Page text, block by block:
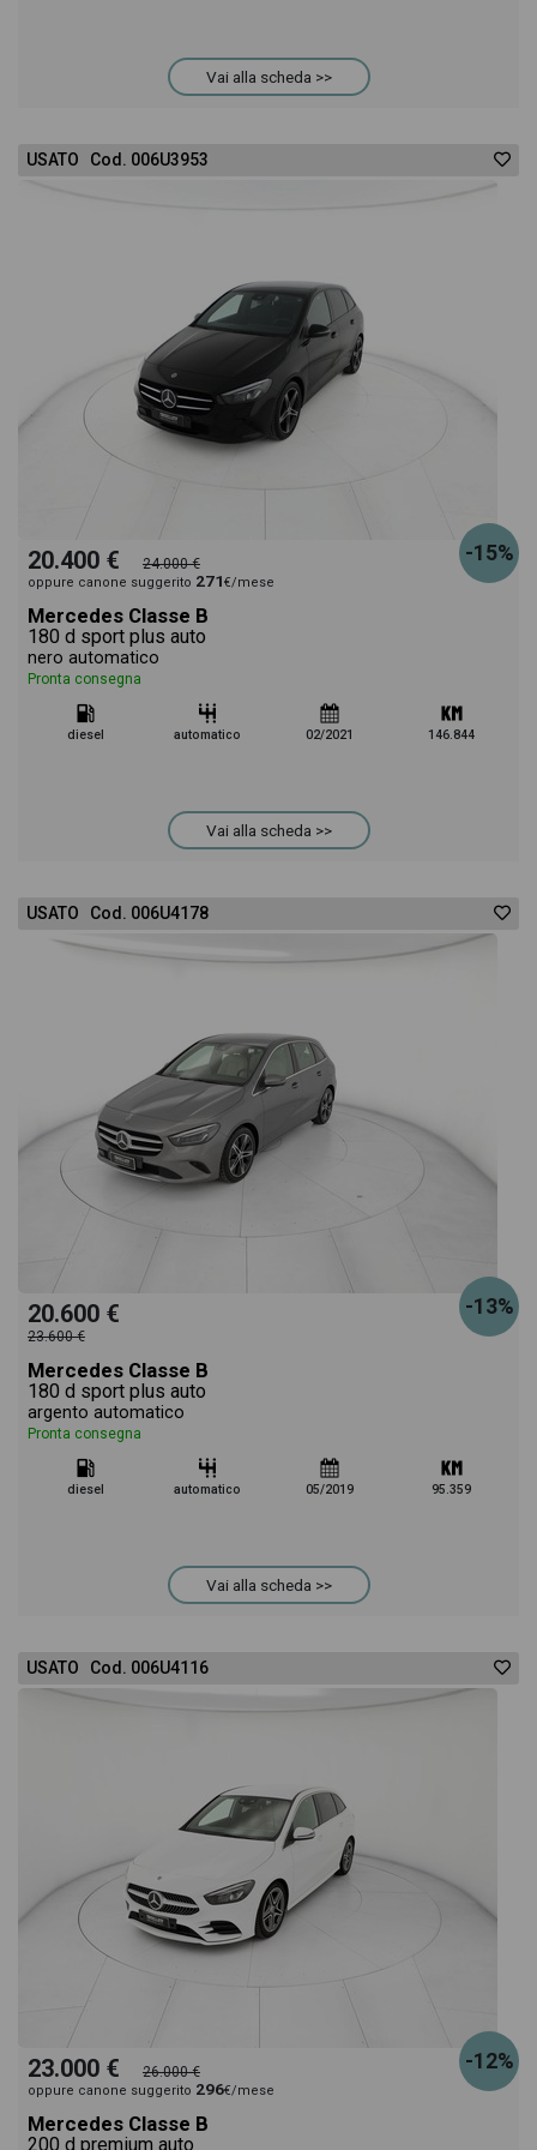
Classe B 180 Sport troverai anche il listino prezzi,
eventuale offerta e rata consigliata per l'acquisto
Vai alla scheda >>
USATO Cod. 006U3953
-15%
20.400 € 24.000 €
oppure canone suggerito 271€/mese
Mercedes Classe B
180 d sport plus auto
nero automatico
Pronta consegna
diesel automatico 02/2021 146.844
Vai alla scheda >>
USATO Cod. 006U4178
-13%
20.600 €
23.600 €
Mercedes Classe B
180 d sport plus auto
argento automatico
Pronta consegna
diesel automatico 05/2019 95.359
Vai alla scheda >>
USATO Cod. 006U4116
-12%
23.000 € 26.000 €
oppure canone suggerito 296€/mese
Mercedes Classe B
200 d premium auto